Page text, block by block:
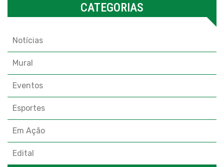
CATEGORIAS
Notícias
Mural
Eventos
Esportes
Em Ação
Edital